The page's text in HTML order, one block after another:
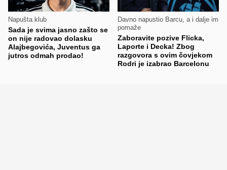
Napušta klub
Sada je svima jasno zašto se
on nije radovao dolasku
Alajbegovića, Juventus ga
jutros odmah prodao!
Davno napustio Barcu, a i dalje im
pomaže
Zaboravite pozive Flicka,
Laporte i Decka! Zbog
razgovora s ovim čovjekom
Rodri je izabrao Barcelonu